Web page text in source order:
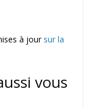
à jour sur la
vous